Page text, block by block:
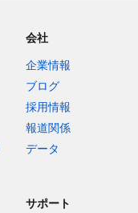
会社
企業情報
ブログ
採用情報
報道関係
データ
サポート